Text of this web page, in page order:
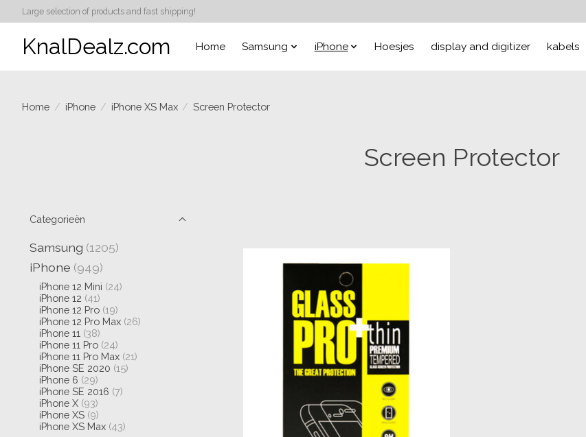
Large selection of products and fast shipping!
KnalDealz.com Home Samsung iPhone Hoesjes display and digitizer kabels
Home / iPhone / iPhone XS Max / Screen Protector
Screen Protector
Categorieën
Samsung (1205)
iPhone (949)
iPhone 12 Mini (24)
iPhone 12 (41)
iPhone 12 Pro (19)
iPhone 12 Pro Max (26)
iPhone 11 (38)
iPhone 11 Pro (24)
iPhone 11 Pro Max (21)
iPhone SE 2020 (15)
iPhone 6 (29)
iPhone SE 2016 (7)
iPhone X (93)
iPhone XS (9)
iPhone XS Max (43)